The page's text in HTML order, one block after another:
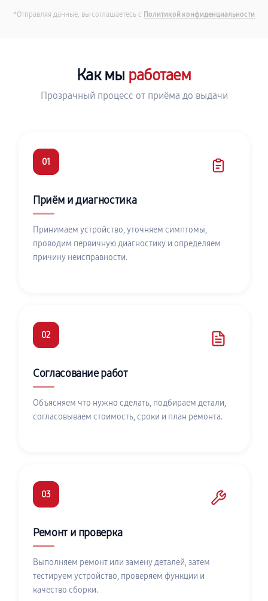
*Отправляя данные, вы соглашаетесь с Политикой конфиденциальности
Как мы работаем
Прозрачный процесс от приёма до выдачи
01
Приём и диагностика
Принимаем устройство, уточняем симптомы,
проводим первичную диагностику и определяем
причину неисправности.
02
Согласование работ
Объясняем что нужно сделать, подбираем детали,
согласовываем стоимость, сроки и план ремонта.
03
Ремонт и проверка
Выполняем ремонт или замену деталей, затем
тестируем устройство, проверяем функции и
качество сборки.